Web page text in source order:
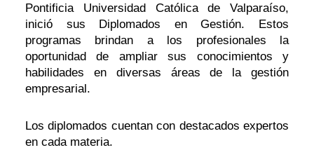
ALUMNI
Pontificia Universidad Católica de Valparaíso,
inició sus Diplomados en Gestión. Estos
programas brindan a los profesionales la
oportunidad de ampliar sus conocimientos y
habilidades en diversas áreas de la gestión
empresarial.
Los diplomados cuentan con destacados expertos
en cada materia.